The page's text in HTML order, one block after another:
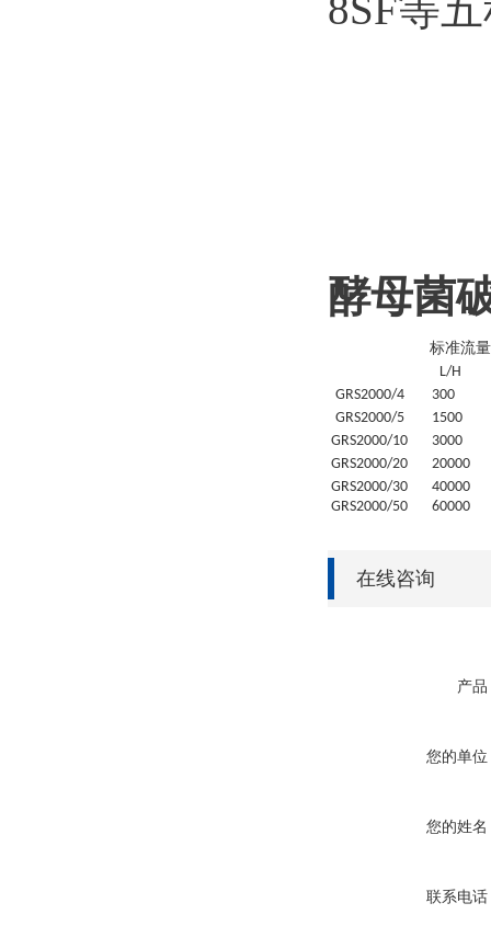
酵母菌
标准流量
L/H
GRS2000/4 300
GRS2000/5
1500
GRS2000/10
3000
GRS2000/20 20000
GRS2000/30 40000
GRS2000/50 60000
在线咨询
产品
您的单位
您的姓名
联系电话